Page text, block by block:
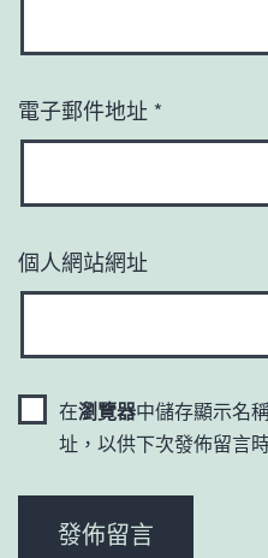
電子郵件地址 *
個人網站網址
在瀏覽器中儲存顯示名
址，以供下次發佈留言